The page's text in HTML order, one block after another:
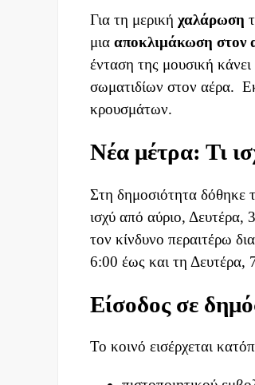
Για τη μερική χαλάρωση
μια αποκλιμάκωση στον
ένταση της μουσική
σωματιδίων στον αέρα.
κρουσμάτων.
Νέα μέτρα: Τι
Στη δημοσιότητα δόθηκε
ισχύ από αύριο, Δευτέρα,
τον κίνδυνο περαιτέρω
6:00 έως και τη Δευτέρα,
Είσοδος σε
Το κοινό εισέρχεται